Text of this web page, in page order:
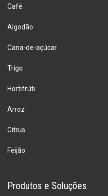
Café
Algodão
Cana-de-açúcar
Trigo
Hortifrúti
Arroz
Citrus
Feijão
Produtos e Soluções